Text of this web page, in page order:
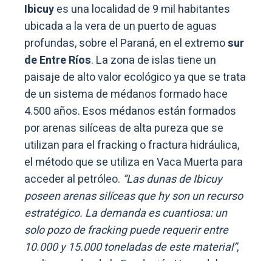
Ibicuyes una localidad de 9 mil habitantes
ubicada a la vera de un puerto de aguas
profundas, sobre el Paraná, en el extremosur
de Entre Ríos. La zona de islas tiene un
paisaje de alto valor ecológico ya que se trata
de un sistema de médanos formado hace
4.500 años. Esos médanos están formados
por arenas silíceas de alta pureza que se
utilizan para el fracking o fractura hidráulica,
el método que se utiliza en Vaca Muerta para
acceder al petróleo. “Las dunas de Ibicuy
poseen arenas silíceas que hy son un recurso
estratégico. La demanda es cuantiosa: un
solo pozo de fracking puede requerir entre
10.000 y 15.000 toneladas de este material”,